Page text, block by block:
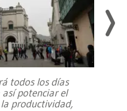
todos los días
potenciar el
productividad,